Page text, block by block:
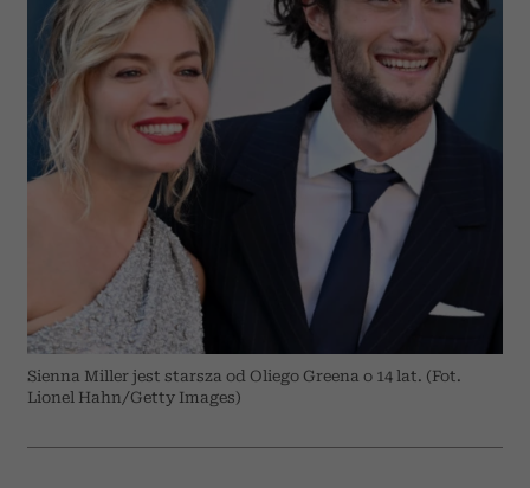
Sienna Miller jest starsza od Oliego Greena o 14 lat. (Fot.
Lionel Hahn/Getty Images)